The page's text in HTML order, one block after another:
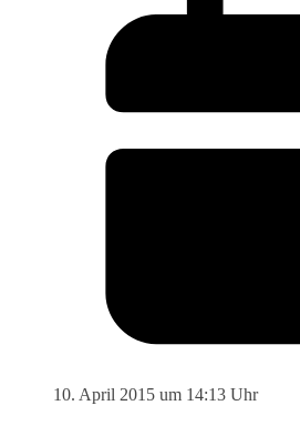
10. April 2015 um 14:13 Uhr